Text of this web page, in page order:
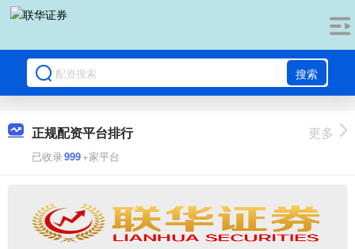
搜索
正规配资平台排行
已收录999+家平台
更多